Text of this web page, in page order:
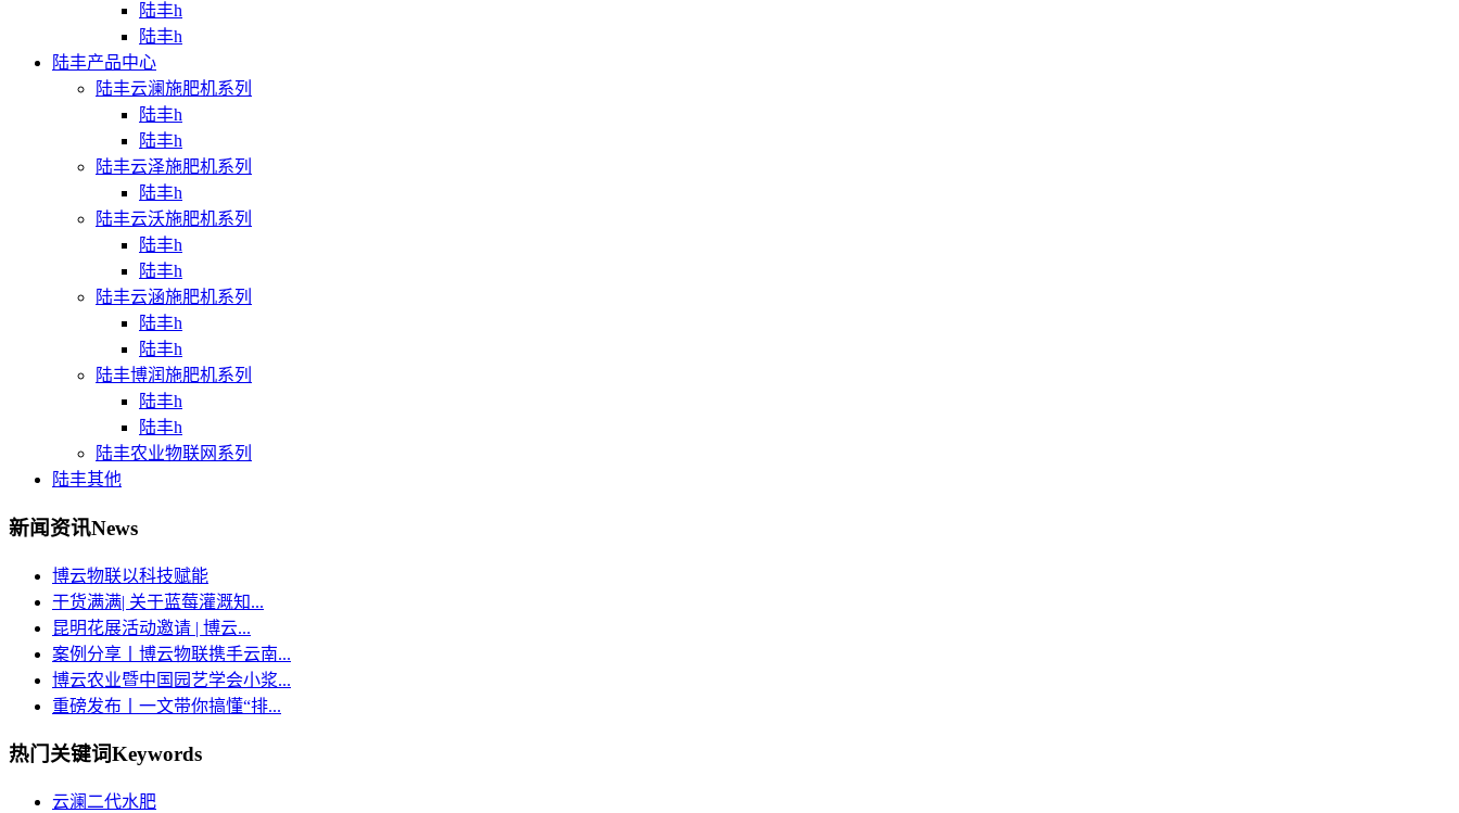
陆丰h
陆丰h
陆丰产品中心
陆丰云澜施肥机系列
陆丰h
陆丰h
陆丰云泽施肥机系列
陆丰h
陆丰云沃施肥机系列
陆丰h
陆丰h
陆丰云涵施肥机系列
陆丰h
陆丰h
陆丰博润施肥机系列
陆丰h
陆丰h
陆丰农业物联网系列
陆丰其他
新闻资讯News
博云物联以科技赋能
干货满满| 关于蓝莓灌溉知...
昆明花展活动邀请 | 博云...
案例分享丨博云物联携手云南...
博云农业暨中国园艺学会小浆...
重磅发布丨一文带你搞懂“排...
热门关键词Keywords
云澜二代水肥